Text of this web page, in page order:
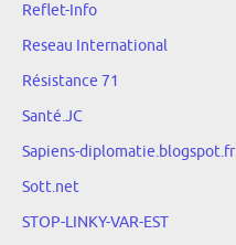
Reflet-Info
Reseau International
Résistance 71
Santé.JC
Sapiens-diplomatie.blogspot.fr
Sott.net
STOP-LINKY-VAR-EST